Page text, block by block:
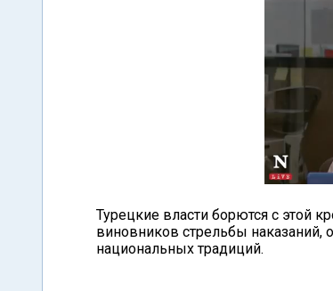
Турецкие власти борются с этой
виновников стрельбы наказаний,
национальных традиций.